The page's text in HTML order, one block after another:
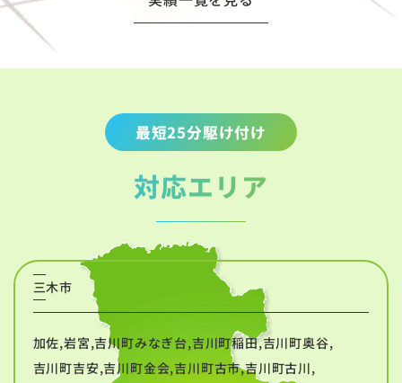
最短25分駆け付け
対応エリア
三木市
加佐,岩宮,吉川町みなぎ台,吉川町稲田,吉川町奥谷,
吉川町吉安,吉川町金会,吉川町古市,吉川町古川,